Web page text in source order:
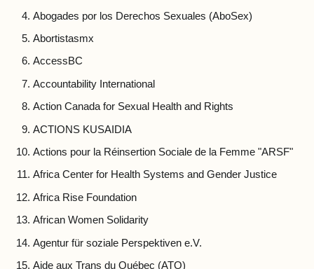
Abogades por los Derechos Sexuales (AboSex)
Abortistasmx
AccessBC
Accountability International
Action Canada for Sexual Health and Rights
ACTIONS KUSAIDIA
Actions pour la Réinsertion Sociale de la Femme "ARSF"
Africa Center for Health Systems and Gender Justice
Africa Rise Foundation
African Women Solidarity
Agentur für soziale Perspektiven e.V.
Aide aux Trans du Québec (ATQ)